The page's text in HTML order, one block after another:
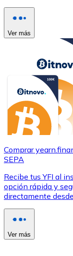
Ver más
Comprar
SEPA
Recibe tus YFI al
opción rápida y
directamente
Ver más